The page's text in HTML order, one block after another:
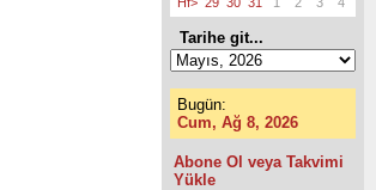
Tarihe git...
Bugün:
Cum, Ağ 8, 2026
Abone Ol veya Takvimi
Yükle